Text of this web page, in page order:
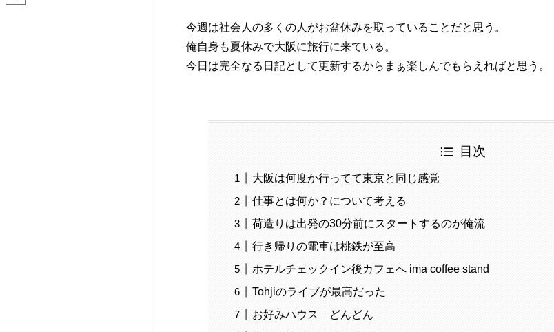
今週は社会人の多くの人がお盆休みを取っていることだと思う。
俺自身も夏休みで大阪に旅行に来ている。
今日は完全なる日記として更新するからまぁ楽しんでもらえればと思う。
目次
大阪は何度か行ってて東京と同じ感覚
仕事とは何か？について考える
荷造りは出発の30分前にスタートするのが俺流
行き帰りの電車は桃鉄が至高
ホテルチェックイン後カフェへ ima coffee stand
Tohjiのライブが最高だった
お好みハウス どんどん